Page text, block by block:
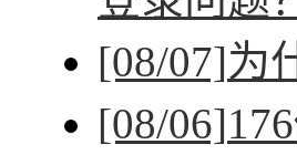
[08/07]为
[08/06]